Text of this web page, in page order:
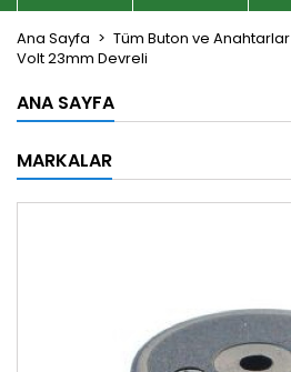
Ana Sayfa Tüm Buton ve Anahtarlar
Volt 23mm Devreli
ANA SAYFA
MARKALAR